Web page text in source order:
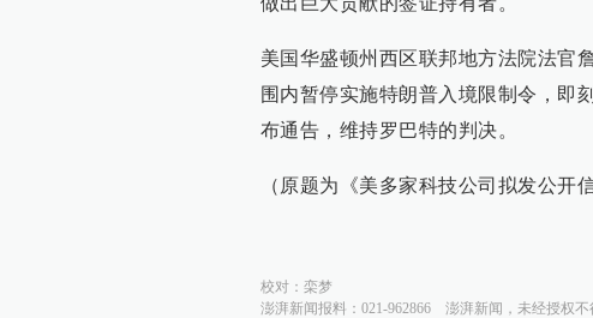
美国华盛顿州西区联邦地方法院法官
围内暂停实施特朗普入境限制令，即
布通告，维持罗巴特的判决。
（原题为《美多家科技公司拟发公开
校对： 栾梦
澎湃新闻报料：021-962866
澎湃新闻，未经授权不